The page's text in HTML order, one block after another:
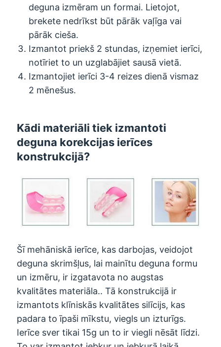
deguna izmēram un formai. Lietojot,
brekete nedrīkst būt pārāk vaļīga vai
pārāk cieša.
Izmantot priekš 2 stundas, izņemiet ierīci,
notīriet to un uzglabājiet sausā vietā.
Izmantojiet ierīci 3-4 reizes dienā vismaz
2 mēnešus.
Kādi materiāli tiek izmantoti
deguna korekcijas ierīces
konstrukcijā?
Šī mehāniskā ierīce, kas darbojas, veidojot
deguna skrimšļus, lai mainītu deguna formu
un izmēru, ir izgatavota no augstas
kvalitātes materiāla.. Tā konstrukcijā ir
izmantots klīniskās kvalitātes silīcijs, kas
padara to īpaši mīkstu, viegls un izturīgs.
Ierīce sver tikai 15g un to ir viegli nēsāt līdzi.